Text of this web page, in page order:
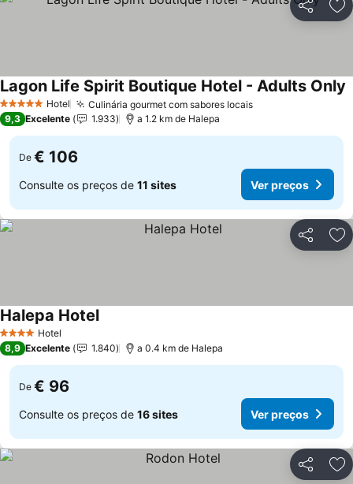
Partilhar
5 Estrelas Hotel Culinária gourmet com sabores locaisVer preços
Lagon Life Spirit Boutique Hotel - Adults Only
9,3 Excelente 1.933 a 1.2 km de Halepa
De € 106
Consulte os preços de 11 sites Ver preços
Partilhar
4 EstrelasHotel
Halepa HotelVer preços
8,9 Excelente 1.840 a 0.4 km de Halepa
De € 96
Consulte os preços de 16 sites Ver preços
Partilhar